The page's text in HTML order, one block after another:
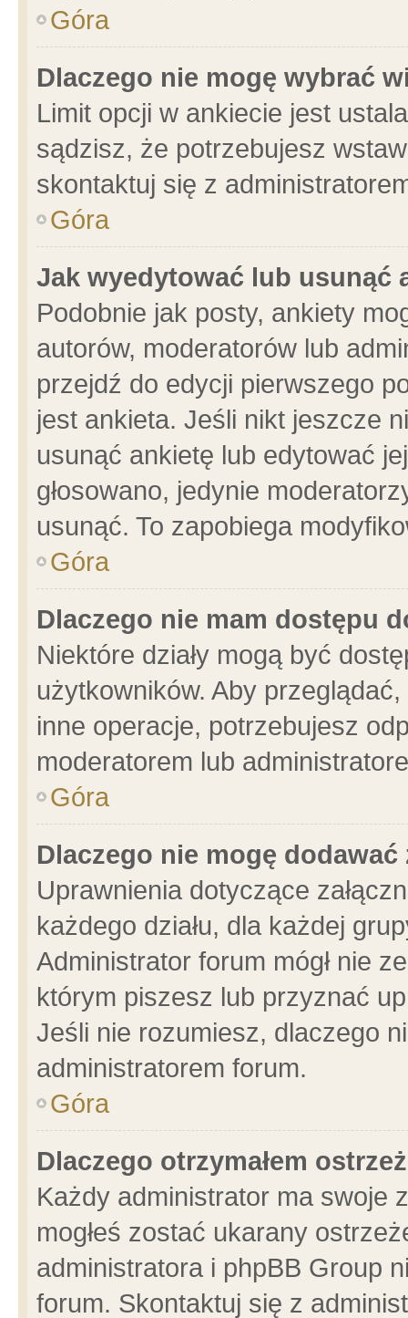
Góra
Dlaczego nie mogę wybrać
Limit opcji w ankiecie jest
sądzisz, że potrzebujesz
skontaktuj się z
Góra
Jak wyedytować lub usunąć
Podobnie jak posty, ankiety
autorów, moderatorów lub
przejdź do edycji pierwszego
jest ankieta. Jeśli nikt jeszcze
usunąć ankietę lub edytować
głosowano, jedynie
usunąć. To zapobiega
Góra
Dlaczego nie mam dostępu
Niektóre działy mogą być
użytkowników. Aby
inne operacje, potrzebujesz
moderatorem lub
Góra
Dlaczego nie mogę dodawać
Uprawnienia dotyczące
każdego działu, dla każdej
Administrator forum mógł nie
którym piszesz lub przyznać
Jeśli nie rozumiesz, dlaczego
administratorem forum.
Góra
Dlaczego otrzymałem
Każdy administrator ma swoje
mogłeś zostać ukarany
administratora i phpBB Group
forum. Skontaktuj się z